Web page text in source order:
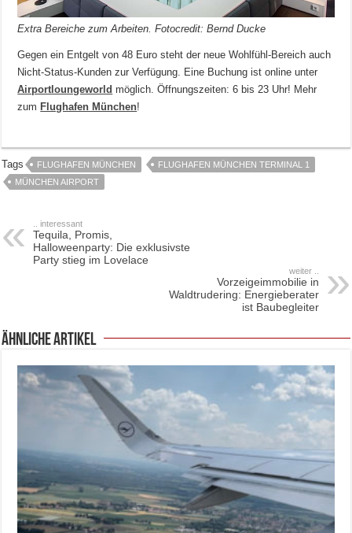
Extra Bereiche zum Arbeiten. Fotocredit: Bernd Ducke
Gegen ein Entgelt von 48 Euro steht der neue Wohlfühl-Bereich auch
Nicht-Status-Kunden zur Verfügung. Eine Buchung ist online unter
Airportloungeworld möglich. Öffnungszeiten: 6 bis 23 Uhr! Mehr
zum Flughafen München!
Tags FLUGHAFEN MÜNCHEN
FLUGHAFEN MÜNCHEN TERMINAL 1
MÜNCHEN AIRPORT
.. interessant
Tequila, Promis,
Halloweenparty: Die exklusivste
Party stieg im Lovelace
weiter ..
Vorzeigeimmobilie in
Waldtrudering: Energieberater
ist Baubegleiter
ähnliche Artikel